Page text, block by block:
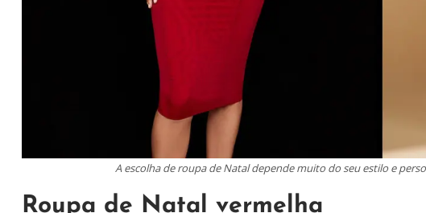
A escolha de roupa de Natal depende muito do seu estilo e
Roupa de Natal vermelha